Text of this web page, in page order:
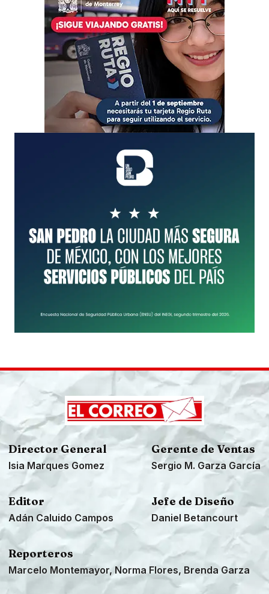
Director General
Isia Marques Gomez
Gerente de Ventas
Sergio M. Garza García
Editor
Adán Caluido Campos
Jefe de Diseño
Daniel Betancourt
Reporteros
Marcelo Montemayor, Norma Flores, Brenda Garza